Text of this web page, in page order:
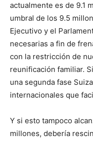
actualmente es de 9.1
umbral de los 9.5
Ejecutivo y el
necesarias a fin de
con la restricción de
reunificación familiar.
una segunda fase
internacionales que
Y si esto tampoco
millones, debería